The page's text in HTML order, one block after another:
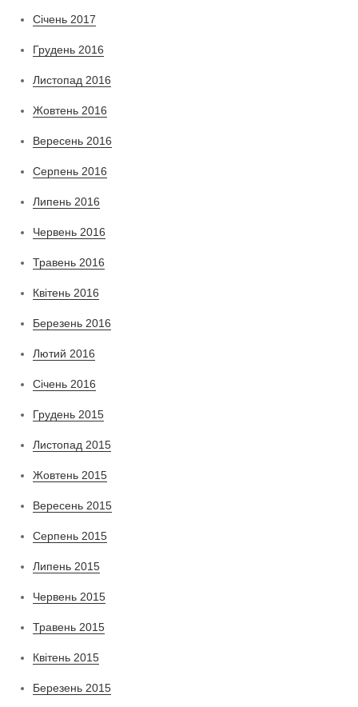
Січень 2017
Грудень 2016
Листопад 2016
Жовтень 2016
Вересень 2016
Серпень 2016
Липень 2016
Червень 2016
Травень 2016
Квітень 2016
Березень 2016
Лютий 2016
Січень 2016
Грудень 2015
Листопад 2015
Жовтень 2015
Вересень 2015
Серпень 2015
Липень 2015
Червень 2015
Травень 2015
Квітень 2015
Березень 2015